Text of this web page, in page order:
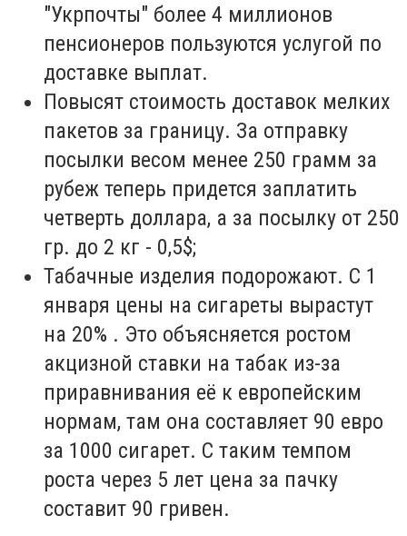
"Укрпочты" более 4 миллионов
пенсионеров пользуются услугой по
доставке выплат.
Повысят стоимость доставок мелких
пакетов за границу. За отправку
посылки весом менее 250 грамм за
рубеж теперь придется заплатить
четверть доллара, а за посылку от 250
гр. до 2 кг - 0,5$;
Табачные изделия подорожают. С 1
января цены на сигареты вырастут
на 20% . Это объясняется ростом
акцизной ставки на табак из-за
приравнивания её к европейским
нормам, там она составляет 90 евро
за 1000 сигарет. С таким темпом
роста через 5 лет цена за пачку
составит 90 гривен.